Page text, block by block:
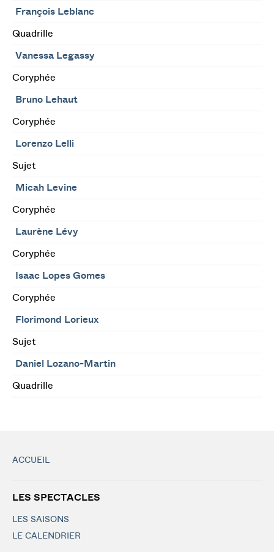
François Leblanc
Quadrille
Vanessa Legassy
Coryphée
Bruno Lehaut
Coryphée
Lorenzo Lelli
Sujet
Micah Levine
Coryphée
Laurène Lévy
Coryphée
Isaac Lopes Gomes
Coryphée
Florimond Lorieux
Sujet
Daniel Lozano-Martin
Quadrille
ACCUEIL
LES SPECTACLES
LES SAISONS
LE CALENDRIER